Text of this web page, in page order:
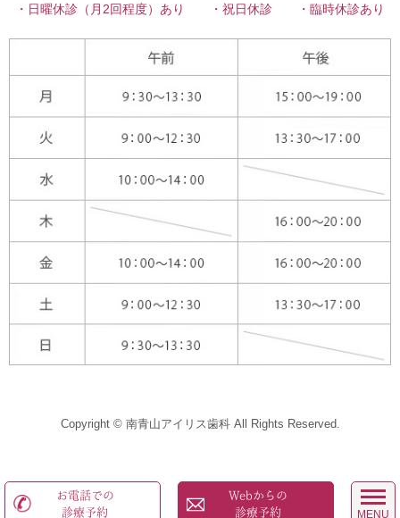
・日曜休診（月2回程度）あり ・祝日休診 ・臨時休診あり
Copyright © 南青山アイリス歯科 All Rights Reserved.
お電話での
診療予約
Webからの
診療予約